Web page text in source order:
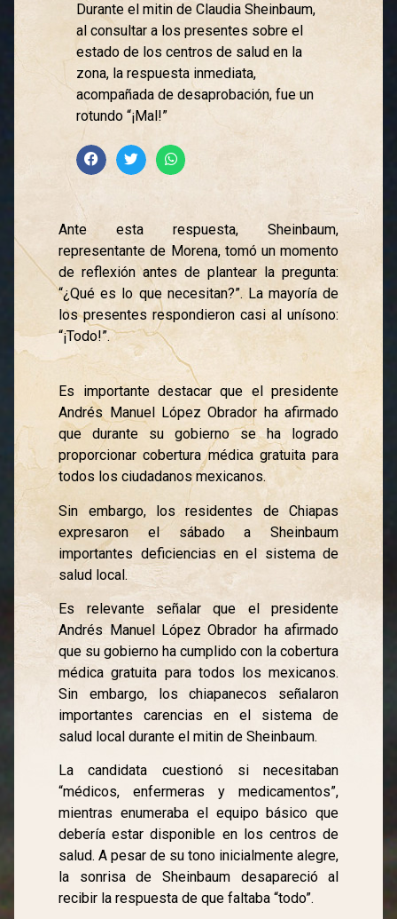
Durante el mitin de Claudia Sheinbaum,
al consultar a los presentes sobre el
estado de los centros de salud en la
zona, la respuesta inmediata,
acompañada de desaprobación, fue un
rotundo “¡Mal!”
Ante esta respuesta, Sheinbaum,
representante de Morena, tomó un momento
de reflexión antes de plantear la pregunta:
“¿Qué es lo que necesitan?”. La mayoría de
los presentes respondieron casi al unísono:
“¡Todo!”.
Es importante destacar que el presidente
Andrés Manuel López Obrador ha afirmado
que durante su gobierno se ha logrado
proporcionar cobertura médica gratuita para
todos los ciudadanos mexicanos.
Sin embargo, los residentes de Chiapas
expresaron el sábado a Sheinbaum
importantes deficiencias en el sistema de
salud local.
Es relevante señalar que el presidente
Andrés Manuel López Obrador ha afirmado
que su gobierno ha cumplido con la cobertura
médica gratuita para todos los mexicanos.
Sin embargo, los chiapanecos señalaron
importantes carencias en el sistema de
salud local durante el mitin de Sheinbaum.
La candidata cuestionó si necesitaban
“médicos, enfermeras y medicamentos”,
mientras enumeraba el equipo básico que
debería estar disponible en los centros de
salud. A pesar de su tono inicialmente alegre,
la sonrisa de Sheinbaum desapareció al
recibir la respuesta de que faltaba “todo”.